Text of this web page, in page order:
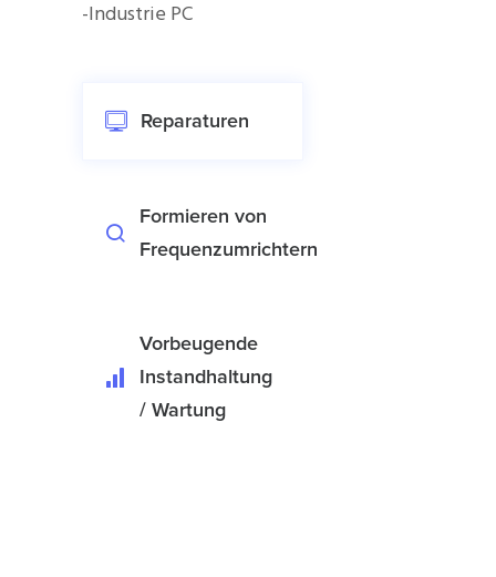
-Industrie PC
Reparaturen
Formieren von
Frequenzumrichtern
Vorbeugende
Instandhaltung
/ Wartung